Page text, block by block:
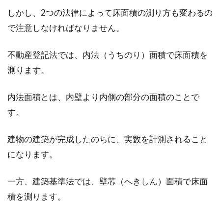
普段生活をしていると、道路のことについて考
えることはそう多くはないかと思います。道路
の名称に...
あるときに囲いは必要？
約をすると...
登記を行う場合はマンションの名称
しかし、2つの法律によって床面積の測り方も変わるの
で注意しなければなりません。
不動産登記法では、内法（うちのり）面積で床面積を
測ります。
内法面積とは、内壁より内側の部分の面積のことで
す。
建物の建築が完成したのちに、実数を計測されること
になります。
一方、建築基準法では、壁芯（へきしん）面積で床面
積を測ります。